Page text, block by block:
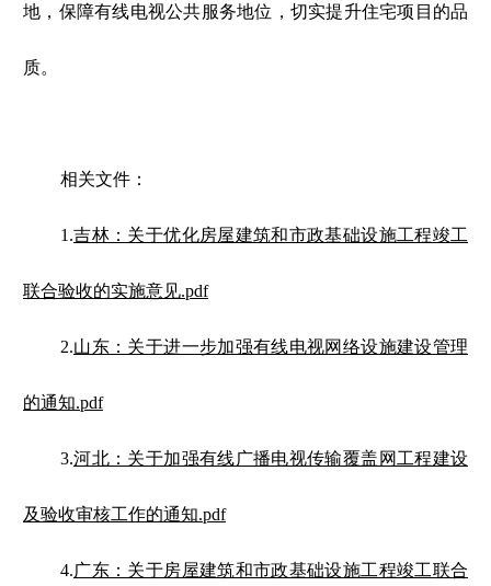
地，保障有线电视公共服务地位，切实提升住宅项目的品
质。
相关文件：
1.吉林：关于优化房屋建筑和市政基础设施工程竣工
联合验收的实施意见.pdf
2.山东：关于进一步加强有线电视网络设施建设管理
的通知.pdf
3.河北：关于加强有线广播电视传输覆盖网工程建设
及验收审核工作的通知.pdf
4.广东：关于房屋建筑和市政基础设施工程竣工联合